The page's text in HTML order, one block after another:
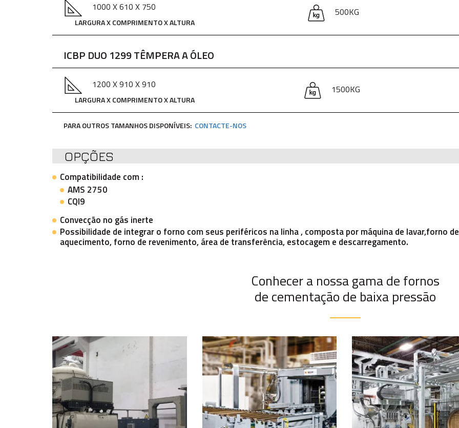
1000 X 610 X 750
LARGURA X COMPRIMENTO X ALTURA
500KG
ICBP DUO 1299 TÊMPERA A ÓLEO
1200 X 910 X 910
LARGURA X COMPRIMENTO X ALTURA
1500KG
PARA OUTROS TAMANHOS DISPONÍVEIS: CONTACTE-NOS
OPÇÕES
Compatibilidade com :
AMS 2750
CQI9
Convecção no gás inerte
Possibilidade de integrar o forno com seus periféricos na linha , composta por máquina de lavar,forno
aquecimento, forno de revenimento, área de transferência, estocagem e descarregamento.
Conhecer a nossa gama de fornos
de cementação de baixa pressão